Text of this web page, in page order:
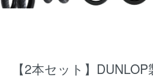
【2本セット】